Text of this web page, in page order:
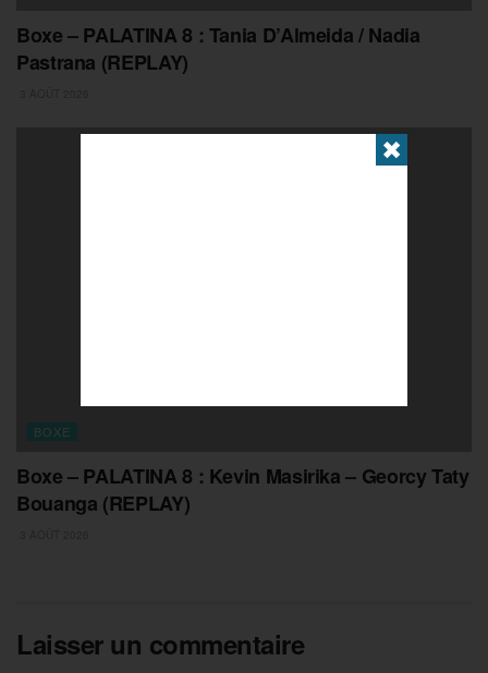
Boxe – PALATINA 8 : Tania D’Almeida / Nadia
Pastrana (REPLAY)
BOXE
Boxe – PALATINA 8 : Kevin Masirika – Georcy Taty
Bouanga (REPLAY)
Laisser un commentaire
✖